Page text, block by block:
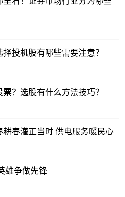
投机股有哪些需要注意？
？选股有什么方法技巧？
耕春灌正当时 供电服务暖民心
雄争做先锋